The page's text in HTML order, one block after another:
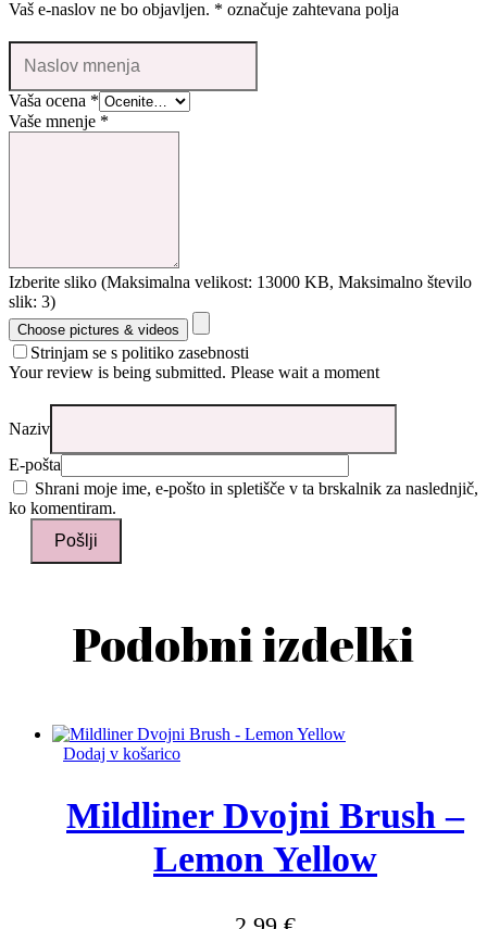
Vaš e-naslov ne bo objavljen. * označuje zahtevana polja
Vaša ocena *
Vaše mnenje *
Izberite sliko (Maksimalna velikost: 13000 KB, Maksimalno število
slik: 3)
Choose pictures & videos
Strinjam se s politiko zasebnosti
Your review is being submitted. Please wait a moment
Naziv
E-pošta
Shrani moje ime, e-pošto in spletišče v ta brskalnik za naslednjič,
ko komentiram.
Podobni izdelki
Dodaj v košarico
Mildliner Dvojni Brush –
Lemon Yellow